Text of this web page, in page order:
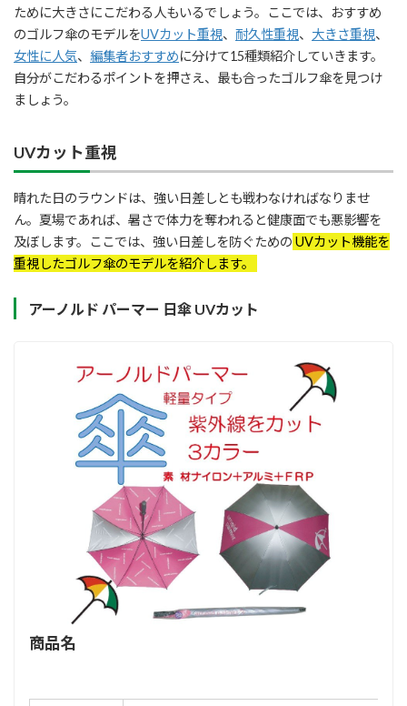
ために大きさにこだわる人もいるでしょう。ここでは、おすすめ
のゴルフ傘のモデルをUVカット重視、 耐久性重視、 大きさ重視、
女性に人気、 編集者おすすめに分けて15種類紹介していきます。
自分がこだわるポイントを押さえ、最も合ったゴルフ傘を見つけ
ましょう。
UVカット重視
晴れた日のラウンドは、強い日差しとも戦わなければなりませ
ん。夏場であれば、暑さで体力を奪われると健康面でも悪影響を
及ぼします。ここでは、強い日差しを防ぐための UVカット機能を
重視したゴルフ傘のモデルを紹介します。
アーノルド パーマー 日傘 UVカット
商品名